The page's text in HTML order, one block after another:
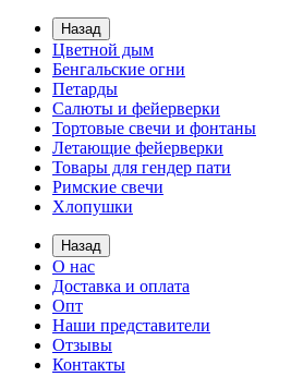
Назад
Цветной дым
Бенгальские огни
Петарды
Салюты и фейерверки
Тортовые свечи и фонтаны
Летающие фейерверки
Товары для гендер пати
Римские свечи
Хлопушки
Назад
О нас
Доставка и оплата
Опт
Наши представители
Отзывы
Контакты